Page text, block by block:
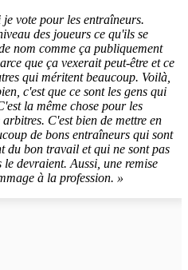
je vote pour les entraîneurs.
des joueurs ce qu'ils se
nom comme ça publiquement
que ça vexerait peut-être et ce
qui méritent beaucoup. Voilà,
c'est que ce sont les gens qui
la même chose pour les
C'est bien de mettre en
de bons entraîneurs qui sont
du bon travail et qui ne sont pas
devraient. Aussi, une remise
à la profession. »